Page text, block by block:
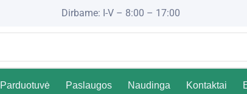
Dirbame: I-V – 8:00 – 17:00
Parduotuvė Paslaugos Naudinga Kontaktai